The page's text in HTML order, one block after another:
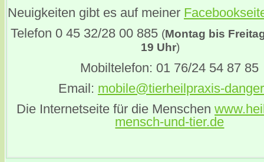
Neuigkeiten gibt es auf meiner
Telefon 0 45 32/28 00 885 (Montag bis
19 Uhr)
Mobiltelefon: 01 76/24 54 87 85
Email: mobile@tierheilpraxis-
Die Internetseite für die Menschen
mensch-und-tier.de